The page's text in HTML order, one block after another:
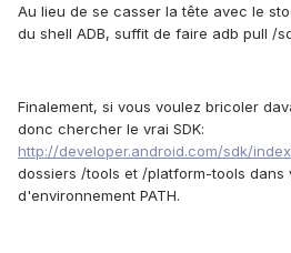
Au lieu de se casser la tête avec le
du shell ADB, suffit de faire adb pull /
Finalement, si vous voulez bricoler
donc chercher le vrai SDK:
http://developer.android.com/sdk/
dossiers /tools et /platform-tools dans
d'environnement PATH.